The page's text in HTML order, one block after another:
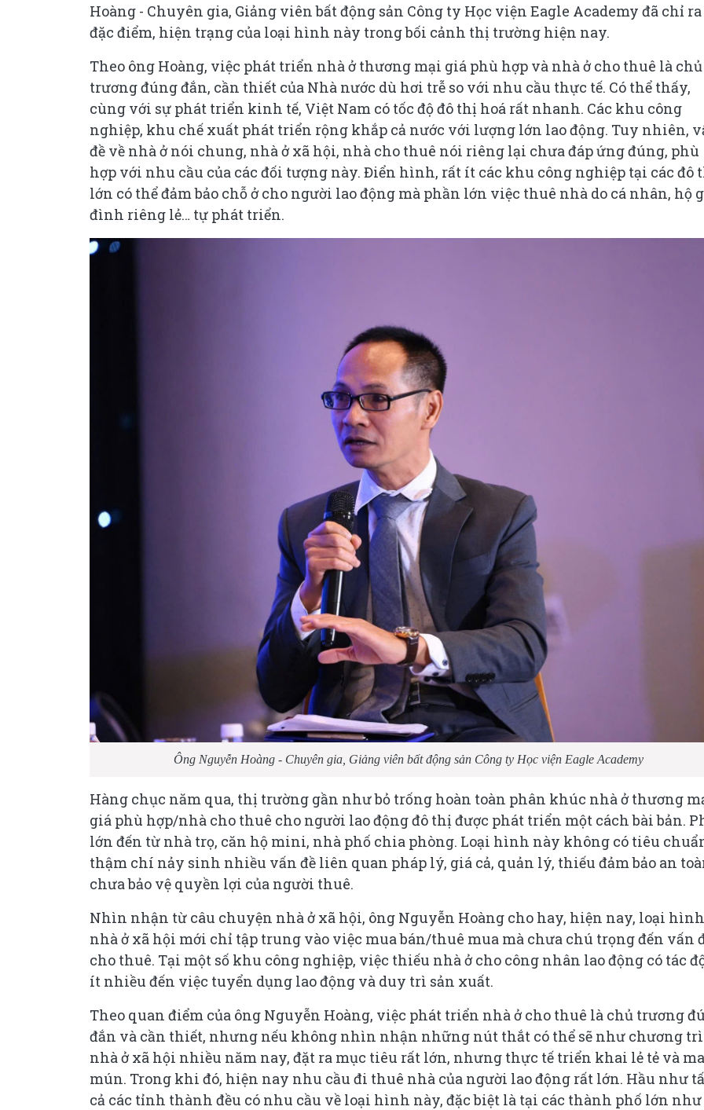
Hoàng - Chuyên gia, Giảng viên bất động sản Công ty Học viện Eagle Academy đã chỉ ra
đặc điểm, hiện trạng của loại hình này trong bối cảnh thị trường hiện nay.
Theo ông Hoàng, việc phát triển nhà ở thương mại giá phù hợp và nhà ở cho thuê là chủ
trương đúng đắn, cần thiết của Nhà nước dù hơi trễ so với nhu cầu thực tế. Có thể thấy,
cùng với sự phát triển kinh tế, Việt Nam có tốc độ đô thị hoá rất nhanh. Các khu công
nghiệp, khu chế xuất phát triển rộng khắp cả nước với lượng lớn lao động. Tuy nhiên,
đề về nhà ở nói chung, nhà ở xã hội, nhà cho thuê nói riêng lại chưa đáp ứng đúng, phù
hợp với nhu cầu của các đối tượng này. Điển hình, rất ít các khu công nghiệp tại các đô
lớn có thể đảm bảo chỗ ở cho người lao động mà phần lớn việc thuê nhà do cá nhân, hộ
đình riêng lẻ… tự phát triển.
Ông Nguyễn Hoàng - Chuyên gia, Giảng viên bất động sản Công ty Học viện Eagle Academy
Hàng chục năm qua, thị trường gần như bỏ trống hoàn toàn phân khúc nhà ở thương
giá phù hợp/nhà cho thuê cho người lao động đô thị được phát triển một cách bài bản.
lớn đến từ nhà trọ, căn hộ mini, nhà phố chia phòng. Loại hình này không có tiêu
thậm chí nảy sinh nhiều vấn đề liên quan pháp lý, giá cả, quản lý, thiếu đảm bảo an
chưa bảo vệ quyền lợi của người thuê.
Nhìn nhận từ câu chuyện nhà ở xã hội, ông Nguyễn Hoàng cho hay, hiện nay, loại hình
nhà ở xã hội mới chỉ tập trung vào việc mua bán/thuê mua mà chưa chú trọng đến vấn
cho thuê. Tại một số khu công nghiệp, việc thiếu nhà ở cho công nhân lao động có tác
ít nhiều đến việc tuyển dụng lao động và duy trì sản xuất.
Theo quan điểm của ông Nguyễn Hoàng, việc phát triển nhà ở cho thuê là chủ trương
đắn và cần thiết, nhưng nếu không nhìn nhận những nút thắt có thể sẽ như chương
nhà ở xã hội nhiều năm nay, đặt ra mục tiêu rất lớn, nhưng thực tế triển khai lẻ tẻ và
mún. Trong khi đó, hiện nay nhu cầu đi thuê nhà của người lao động rất lớn. Hầu như
cả các tỉnh thành đều có nhu cầu về loại hình này, đặc biệt là tại các thành phố lớn như